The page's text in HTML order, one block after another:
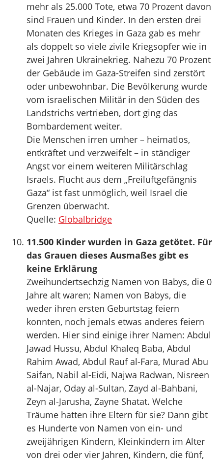
mehr als 25.000 Tote, etwa 70 Prozent davon
sind Frauen und Kinder. In den ersten drei
Monaten des Krieges in Gaza gab es mehr
als doppelt so viele zivile Kriegsopfer wie in
zwei Jahren Ukrainekrieg. Nahezu 70 Prozent
der Gebäude im Gaza-Streifen sind zerstört
oder unbewohnbar. Die Bevölkerung wurde
vom israelischen Militär in den Süden des
Landstrichs vertrieben, dort ging das
Bombardement weiter.
Die Menschen irren umher – heimatlos,
entkräftet und verzweifelt – in ständiger
Angst vor einem weiteren Militärschlag
Israels. Flucht aus dem „Freiluftgefängnis
Gaza“ ist fast unmöglich, weil Israel die
Grenzen überwacht.
Quelle: Globalbridge
11.500 Kinder wurden in Gaza getötet. Für
das Grauen dieses Ausmaßes gibt es
keine Erklärung
Zweihundertsechzig Namen von Babys, die 0
Jahre alt waren; Namen von Babys, die
weder ihren ersten Geburtstag feiern
konnten, noch jemals etwas anderes feiern
werden. Hier sind einige ihrer Namen: Abdul
Jawad Hussu, Abdul Khaleq Baba, Abdul
Rahim Awad, Abdul Rauf al-Fara, Murad Abu
Saifan, Nabil al-Eidi, Najwa Radwan, Nisreen
al-Najar, Oday al-Sultan, Zayd al-Bahbani,
Zeyn al-Jarusha, Zayne Shatat. Welche
Träume hatten ihre Eltern für sie? Dann gibt
es Hunderte von Namen von ein- und
zweijährigen Kindern, Kleinkindern im Alter
von drei oder vier Jahren, Kindern, die fünf,